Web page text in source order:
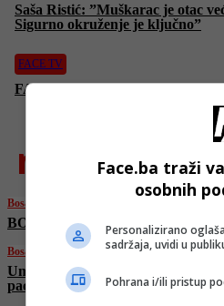
Saša Ristić: ”Muškarac je otac
Sigurno okruženje je ključno”
FACE TV
FACE anketa: Koliko je uloga
najnovije
Bosanski vjestnik
BOSANSKI VJESTNIK – 20. 6.
Bosanski vjestnik
Umjetna inteligencija u medicini:
pacijenata i etički principi na
Face.ba traži
osobnih
Personalizirano
sadržaja, uvidi u
Pohrana i/ili pristup